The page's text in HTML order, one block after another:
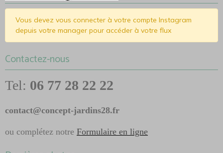
Vous devez vous connecter à votre compte Instagram
depuis votre manager pour accéder à votre flux
Contactez-nous
Tel: 06 77 28 22 22
contact@concept-jardins28.fr
ou complétez notre Formulaire en ligne